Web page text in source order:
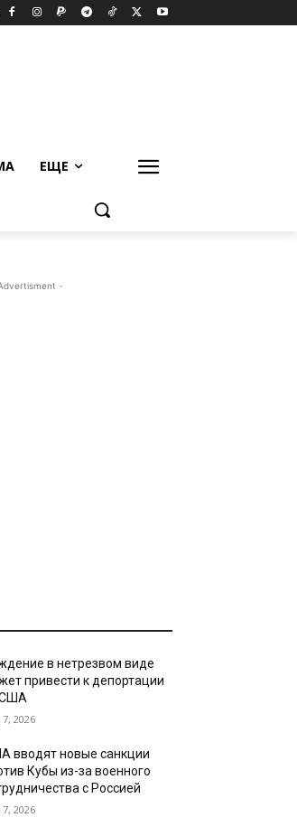
ЕЩЕ
-
в нетрезвом виде
привести к депортации
7, 2026
вводят новые санкции
Кубы из-за военного
с Россией
7, 2026